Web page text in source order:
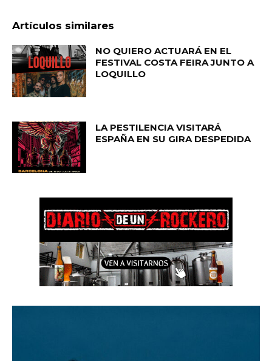
Artículos similares
NO QUIERO ACTUARÁ EN EL
FESTIVAL COSTA FEIRA JUNTO A
LOQUILLO
LA PESTILENCIA VISITARÁ
ESPAÑA EN SU GIRA DESPEDIDA